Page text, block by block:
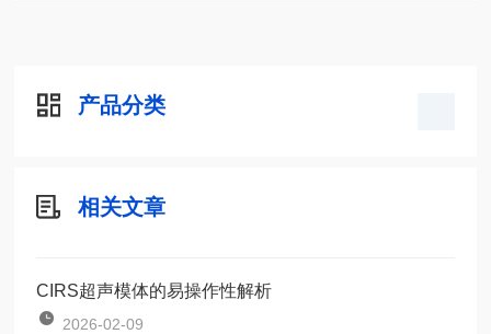
产品分类
相关文章
CIRS超声模体的易操作性解析
2026-02-09